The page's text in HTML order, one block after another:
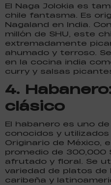
El Naga Jolokia es
chile fantasma. Es
Nagaland en India.
millón de SHU, este
extremadamente
ahumado y terroso.
en la cocina india
curry y salsas
4.
clásico
El habanero es uno
conocidos y utilizados
Originario de México,
promedio de 300,000
afrutado y floral. Se
variedad de platos de
caribeña y